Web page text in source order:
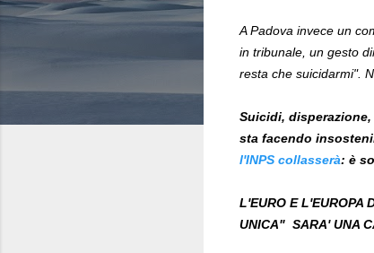
A Padova invece un
in tribunale, un gesto
resta che suicidarmi".
Suicidi,
sta facendo
l'INPS collasserà: è
L'EURO E L'EUROPA
UNICA" SARA' UNA